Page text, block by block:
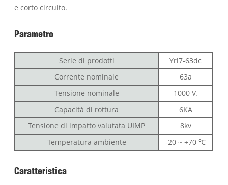
e corto circuito.
Parametro
Serie di prodotti
Yrl7-63dc
Corrente nominale
63a
Tensione nominale
1000 V.
Capacità di rottura
6KA
Tensione di impatto valutata UIMP
8kv
Temperatura ambiente
-20 ~ +70 ℃
Caratteristica